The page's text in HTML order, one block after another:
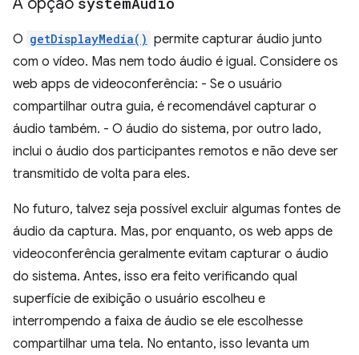
O getDisplayMedia() permite capturar áudio junto
com o vídeo. Mas nem todo áudio é igual. Considere os
web apps de videoconferência: - Se o usuário
compartilhar outra guia, é recomendável capturar o
áudio também. - O áudio do sistema, por outro lado,
inclui o áudio dos participantes remotos e não deve ser
transmitido de volta para eles.
No futuro, talvez seja possível excluir algumas fontes de
áudio da captura. Mas, por enquanto, os web apps de
videoconferência geralmente evitam capturar o áudio
do sistema. Antes, isso era feito verificando qual
superfície de exibição o usuário escolheu e
interrompendo a faixa de áudio se ele escolhesse
compartilhar uma tela. No entanto, isso levanta um